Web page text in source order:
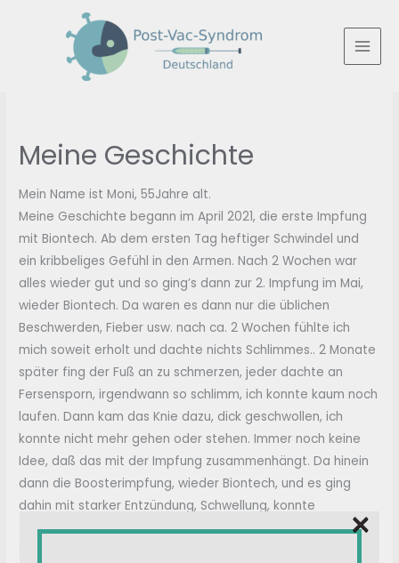
Meine Geschichte
Mein Name ist Moni, 55Jahre alt.
Meine Geschichte begann im April 2021, die erste Impfung
mit Biontech. Ab dem ersten Tag heftiger Schwindel und
ein kribbeliges Gefühl in den Armen. Nach 2 Wochen war
alles wieder gut und so ging’s dann zur 2. Impfung im Mai,
wieder Biontech. Da waren es dann nur die üblichen
Beschwerden, Fieber usw. nach ca. 2 Wochen fühlte ich
mich soweit erholt und dachte nichts Schlimmes.. 2 Monate
später fing der Fuß an zu schmerzen, jeder dachte an
Fersensporn, irgendwann so schlimm, ich konnte kaum noch
laufen. Dann kam das Knie dazu, dick geschwollen, ich
konnte nicht mehr gehen oder stehen. Immer noch keine
Idee, daß das mit der Impfung zusammenhängt. Da hinein
dann die Boosterimpfung, wieder Biontech, und es ging
dahin mit starker Entzündung, Schwellung, konnte
zwischendurch nur mit Krücken gehen. Orthopäde fühlte×